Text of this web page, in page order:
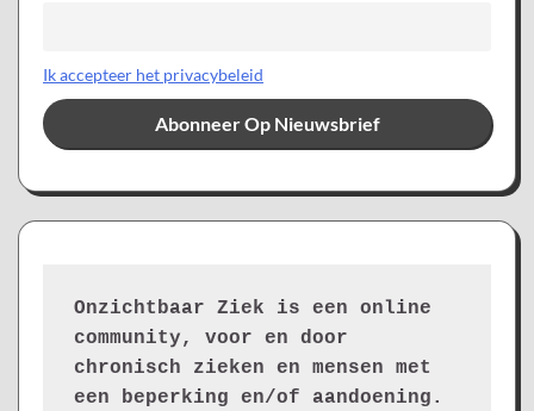
Ik accepteer het privacybeleid
Onzichtbaar Ziek is een online
community, voor en door
chronisch zieken en mensen met
een beperking en/of aandoening.